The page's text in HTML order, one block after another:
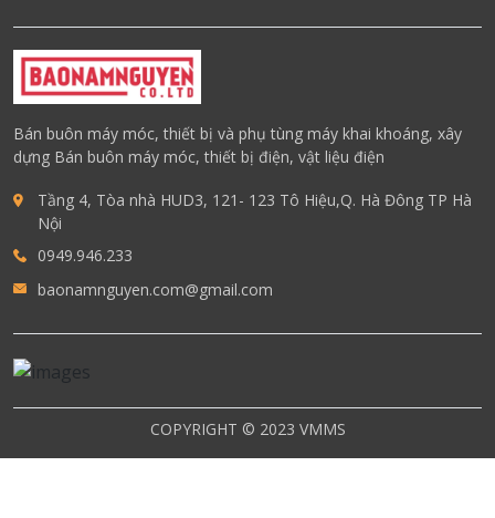
Bán buôn máy móc, thiết bị và phụ tùng máy khai khoáng, xây
dựng Bán buôn máy móc, thiết bị điện, vật liệu điện
Tầng 4, Tòa nhà HUD3, 121- 123 Tô Hiệu,Q. Hà Đông TP Hà
Nội
0949.946.233
baonamnguyen.com@gmail.com
COPYRIGHT © 2023 VMMS